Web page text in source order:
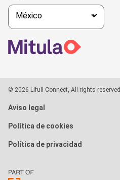
© 2026 Lifull Connect, All rights reserved
Aviso legal
Política de cookies
Política de privacidad